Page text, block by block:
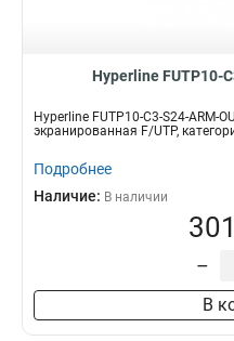
Hyperline FUTP10-
Hyperline FUTP10-C3-S24-ARM-
экранированная F/UTP,
Подробнее
Наличие: В наличии
–
В